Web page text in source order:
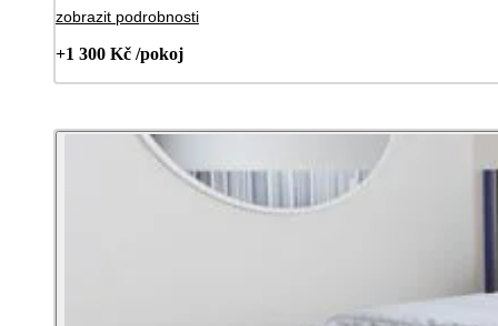
zobrazit podrobnosti
+1 300 Kč /pokoj